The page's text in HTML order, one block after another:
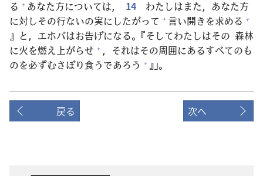
る + あなた方については， 14 わたしはまた，あなた方
に対しその行ないの実にしたがって + 言い開きを求める +
』と，エホバはお告げになる。『そしてわたしはその 森林
に火を燃え 上がらせ + ，それはその周囲にあるすべてのも
のを必ずむさぼり食うであろう + 』」。
戻る 次へ